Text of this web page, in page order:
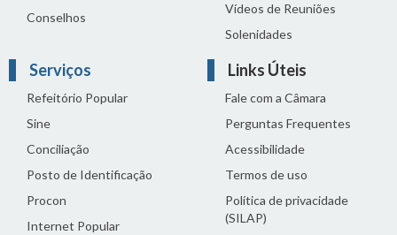
Conselhos
Vídeos de Reuniões
Solenidades
Serviços
Refeitório Popular
Sine
Conciliação
Posto de Identificação
Procon
Internet Popular
Links Úteis
Fale com a Câmara
Perguntas Frequentes
Acessibilidade
Termos de uso
Política de privacidade
(SILAP)